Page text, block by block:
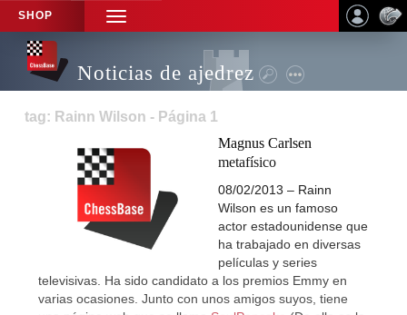
SHOP
TOGGLE
NAVIGATION
Noticias de ajedrez
tag: Rainn Wilson - Página 1
Magnus Carlsen
metafísico
08/02/2013 – Rainn
Wilson es un famoso
actor estadounidense que
ha trabajado en diversas
películas y series
televisivas. Ha sido candidato a los premios Emmy en
varias ocasiones. Junto con unos amigos suyos, tiene